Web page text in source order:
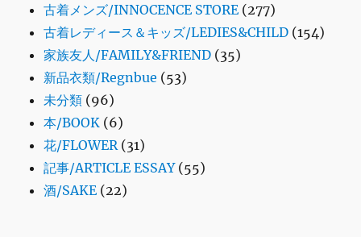
古着メンズ/INNOCENCE STORE (277)
古着レディース＆キッズ/LEDIES&CHILD (154)
家族友人/FAMILY&FRIEND (35)
新品衣類/Regnbue (53)
未分類 (96)
本/BOOK (6)
花/FLOWER (31)
記事/ARTICLE ESSAY(55)
酒/SAKE (22)